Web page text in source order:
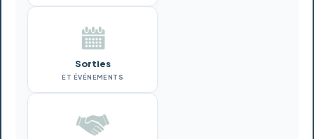
Sorties
ET ÉVÉNEMENTS